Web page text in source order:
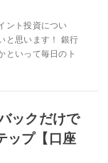
ント投資につい
と思います！ 銀行
といって毎日のト
ックだけで
ップ【口座